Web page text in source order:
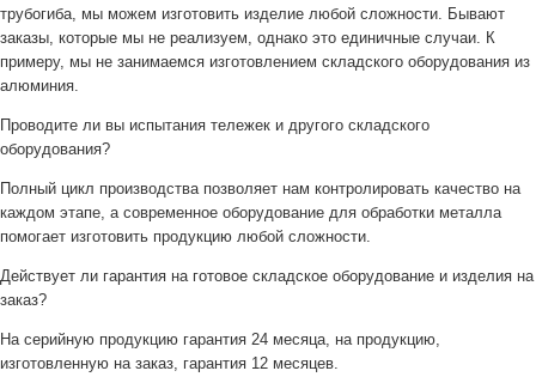
трубогиба, мы можем изготовить изделие любой сложности. Бывают
заказы, которые мы не реализуем, однако это единичные случаи. К
примеру, мы не занимаемся изготовлением складского оборудования из
алюминия.
Проводите ли вы испытания тележек и другого складского
оборудования?
Полный цикл производства позволяет нам контролировать качество на
каждом этапе, а современное оборудование для обработки металла
помогает изготовить продукцию любой сложности.
Действует ли гарантия на готовое складское оборудование и изделия на
заказ?
На серийную продукцию гарантия 24 месяца, на продукцию,
изготовленную на заказ, гарантия 12 месяцев.